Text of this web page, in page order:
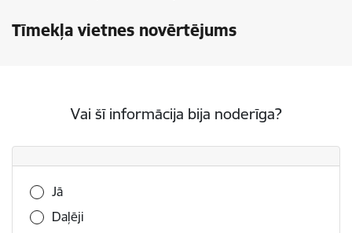
Tīmekļa vietnes novērtējums
Vai šī informācija bija noderīga?
Vai šī informācija bija noderīga?
Jā
Daļēji